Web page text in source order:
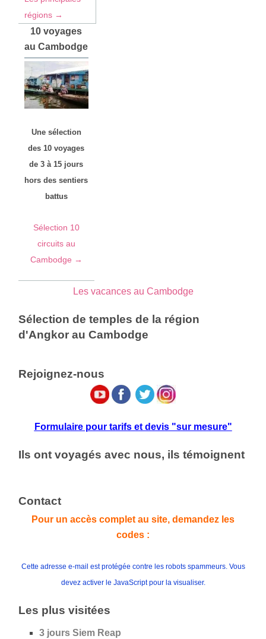
régions →
10 voyages
au Cambodge
Une sélection
des 10 voyages
de 3 à 15 jours
hors des sentiers
battus
Sélection 10
circuits au
Cambodge →
Les vacances au Cambodge
Sélection de temples de la région
d'Angkor au Cambodge
Rejoignez-nous
Formulaire pour tarifs et devis "sur mesure"
Ils ont voyagés avec nous, ils témoignent
Contact
Pour un accès complet au site, demandez les
codes :
Cette adresse e-mail est protégée contre les robots spammeurs. Vous
devez activer le JavaScript pour la visualiser.
Les plus visitées
3 jours Siem Reap